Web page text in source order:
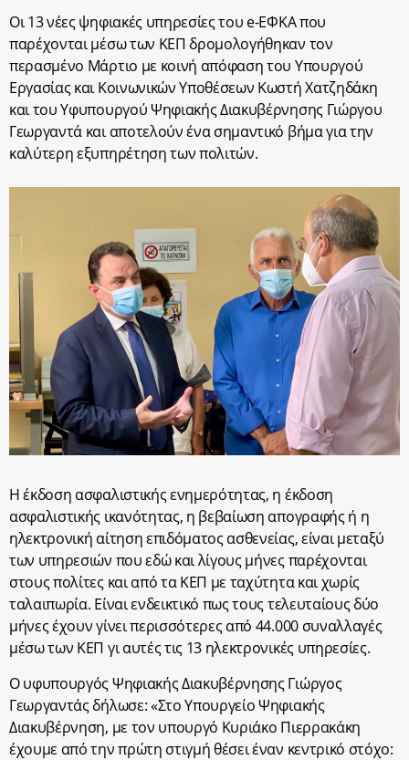
Οι 13 νέες ψηφιακές υπηρεσίες του e-ΕΦΚΑ που
παρέχονται μέσω των ΚΕΠ δρομολογήθηκαν τον
περασμένο Μάρτιο με κοινή απόφαση του Υπουργού
Εργασίας και Κοινωνικών Υποθέσεων Κωστή Χατζηδάκη
και του Υφυπουργού Ψηφιακής Διακυβέρνησης Γιώργου
Γεωργαντά και αποτελούν ένα σημαντικό βήμα για την
καλύτερη εξυπηρέτηση των πολιτών.
Η έκδοση ασφαλιστικής ενημερότητας, η έκδοση
ασφαλιστικής ικανότητας, η βεβαίωση απογραφής ή η
ηλεκτρονική αίτηση επιδόματος ασθενείας, είναι μεταξύ
των υπηρεσιών που εδώ και λίγους μήνες παρέχονται
στους πολίτες και από τα ΚΕΠ με ταχύτητα και χωρίς
ταλαιπωρία. Είναι ενδεικτικό πως τους τελευταίους δύο
μήνες έχουν γίνει περισσότερες από 44.000 συναλλαγές
μέσω των ΚΕΠ γι αυτές τις 13 ηλεκτρονικές υπηρεσίες.
Ο υφυπουργός Ψηφιακής Διακυβέρνησης Γιώργος
Γεωργαντάς δήλωσε: «Στο Υπουργείο Ψηφιακής
Διακυβέρνηση, με τον υπουργό Κυριάκο Πιερρακάκη
έχουμε από την πρώτη στιγμή θέσει έναν κεντρικό στόχο: